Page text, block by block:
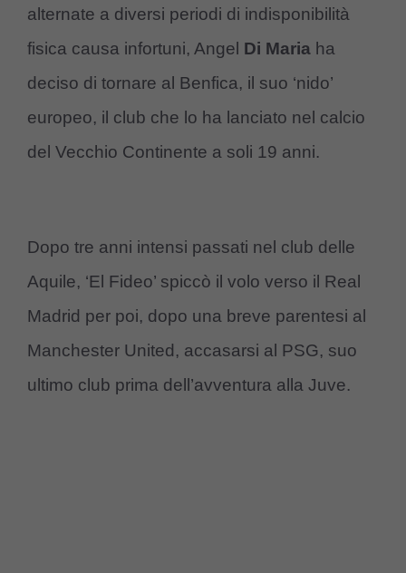
alternate a diversi periodi di indisponibilità
fisica causa infortuni, Angel Di Maria ha
deciso di tornare al Benfica, il suo ‘nido’
europeo, il club che lo ha lanciato nel calcio
del Vecchio Continente a soli 19 anni.
Dopo tre anni intensi passati nel club delle
Aquile, ‘El Fideo’ spiccò il volo verso il Real
Madrid per poi, dopo una breve parentesi al
Manchester United, accasarsi al PSG, suo
ultimo club prima dell’avventura alla Juve.